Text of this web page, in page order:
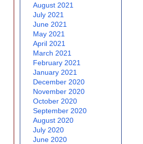
August 2021
July 2021
June 2021
May 2021
April 2021
March 2021
February 2021
January 2021
December 2020
November 2020
October 2020
September 2020
August 2020
July 2020
June 2020